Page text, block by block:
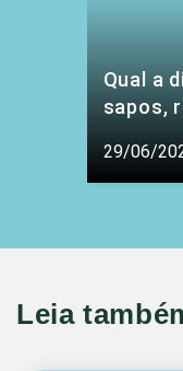
Qual a
sapos,
29/06/
Leia